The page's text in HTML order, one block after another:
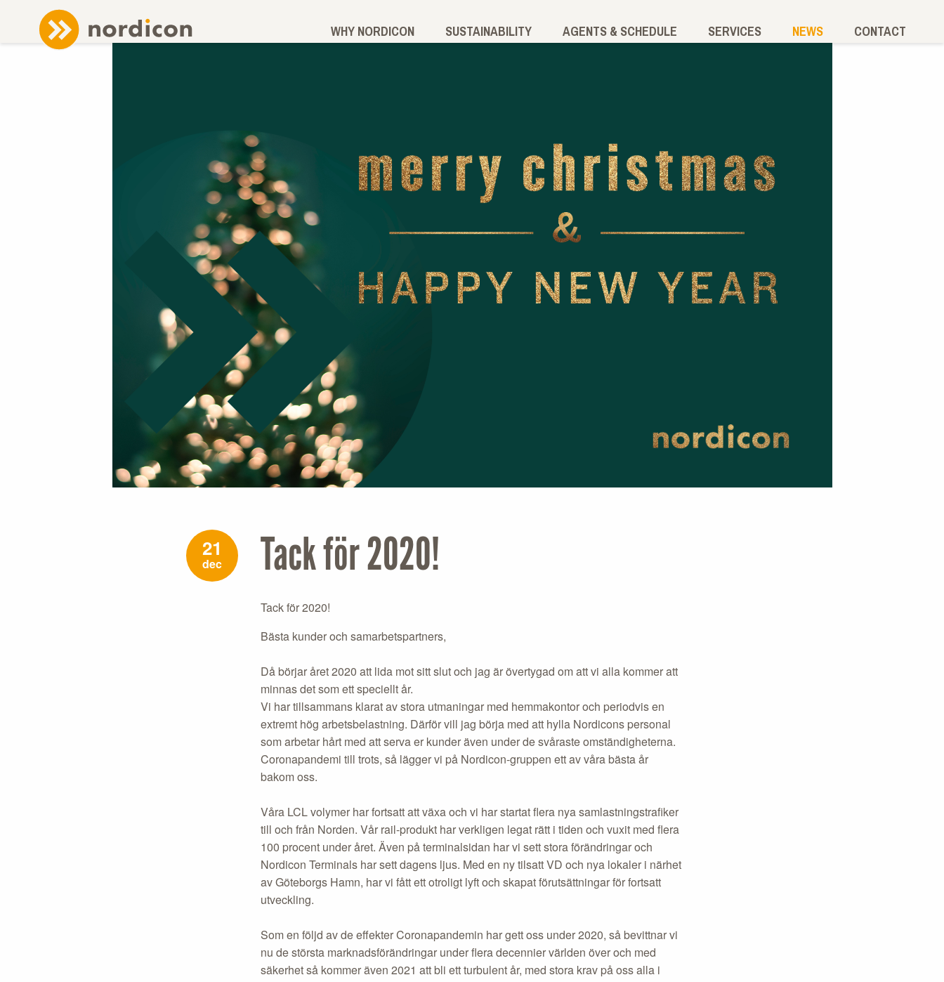
WHY NORDICON SUSTAINABILITY AGENTS & SCHEDULE SERVICES NEWS CONTACT
NEWS / TACK FÖR 2020!
21
dec Tack för 2020!
Tack för 2020!
Bästa kunder och samarbetspartners,
Då börjar året 2020 att lida mot sitt slut och jag är övertygad om att vi alla kommer att
minnas det som ett speciellt år.
Vi har tillsammans klarat av stora utmaningar med hemmakontor och periodvis en
extremt hög arbetsbelastning. Därför vill jag börja med att hylla Nordicons personal
som arbetar hårt med att serva er kunder även under de svåraste omständigheterna.
Coronapandemi till trots, så lägger vi på Nordicon-gruppen ett av våra bästa år
bakom oss.
Våra LCL volymer har fortsatt att växa och vi har startat flera nya samlastningstrafiker
till och från Norden. Vår rail-produkt har verkligen legat rätt i tiden och vuxit med flera
100 procent under året. Även på terminalsidan har vi sett stora förändringar och
Nordicon Terminals har sett dagens ljus. Med en ny tilsatt VD och nya lokaler i närhet
av Göteborgs Hamn, har vi fått ett otroligt lyft och skapat förutsättningar för fortsatt
utveckling.
Som en följd av de effekter Coronapandemin har gett oss under 2020, så bevittnar vi
nu de största marknadsförändringar under flera decennier världen över och med
säkerhet så kommer även 2021 att bli ett turbulent år, med stora krav på oss alla i